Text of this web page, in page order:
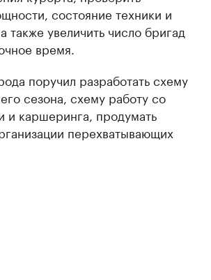
состояние техники и
также увеличить число бригад
время.
поручил разработать схему
сезона, схему работу со
и каршеринга, продумать
перехватывающих